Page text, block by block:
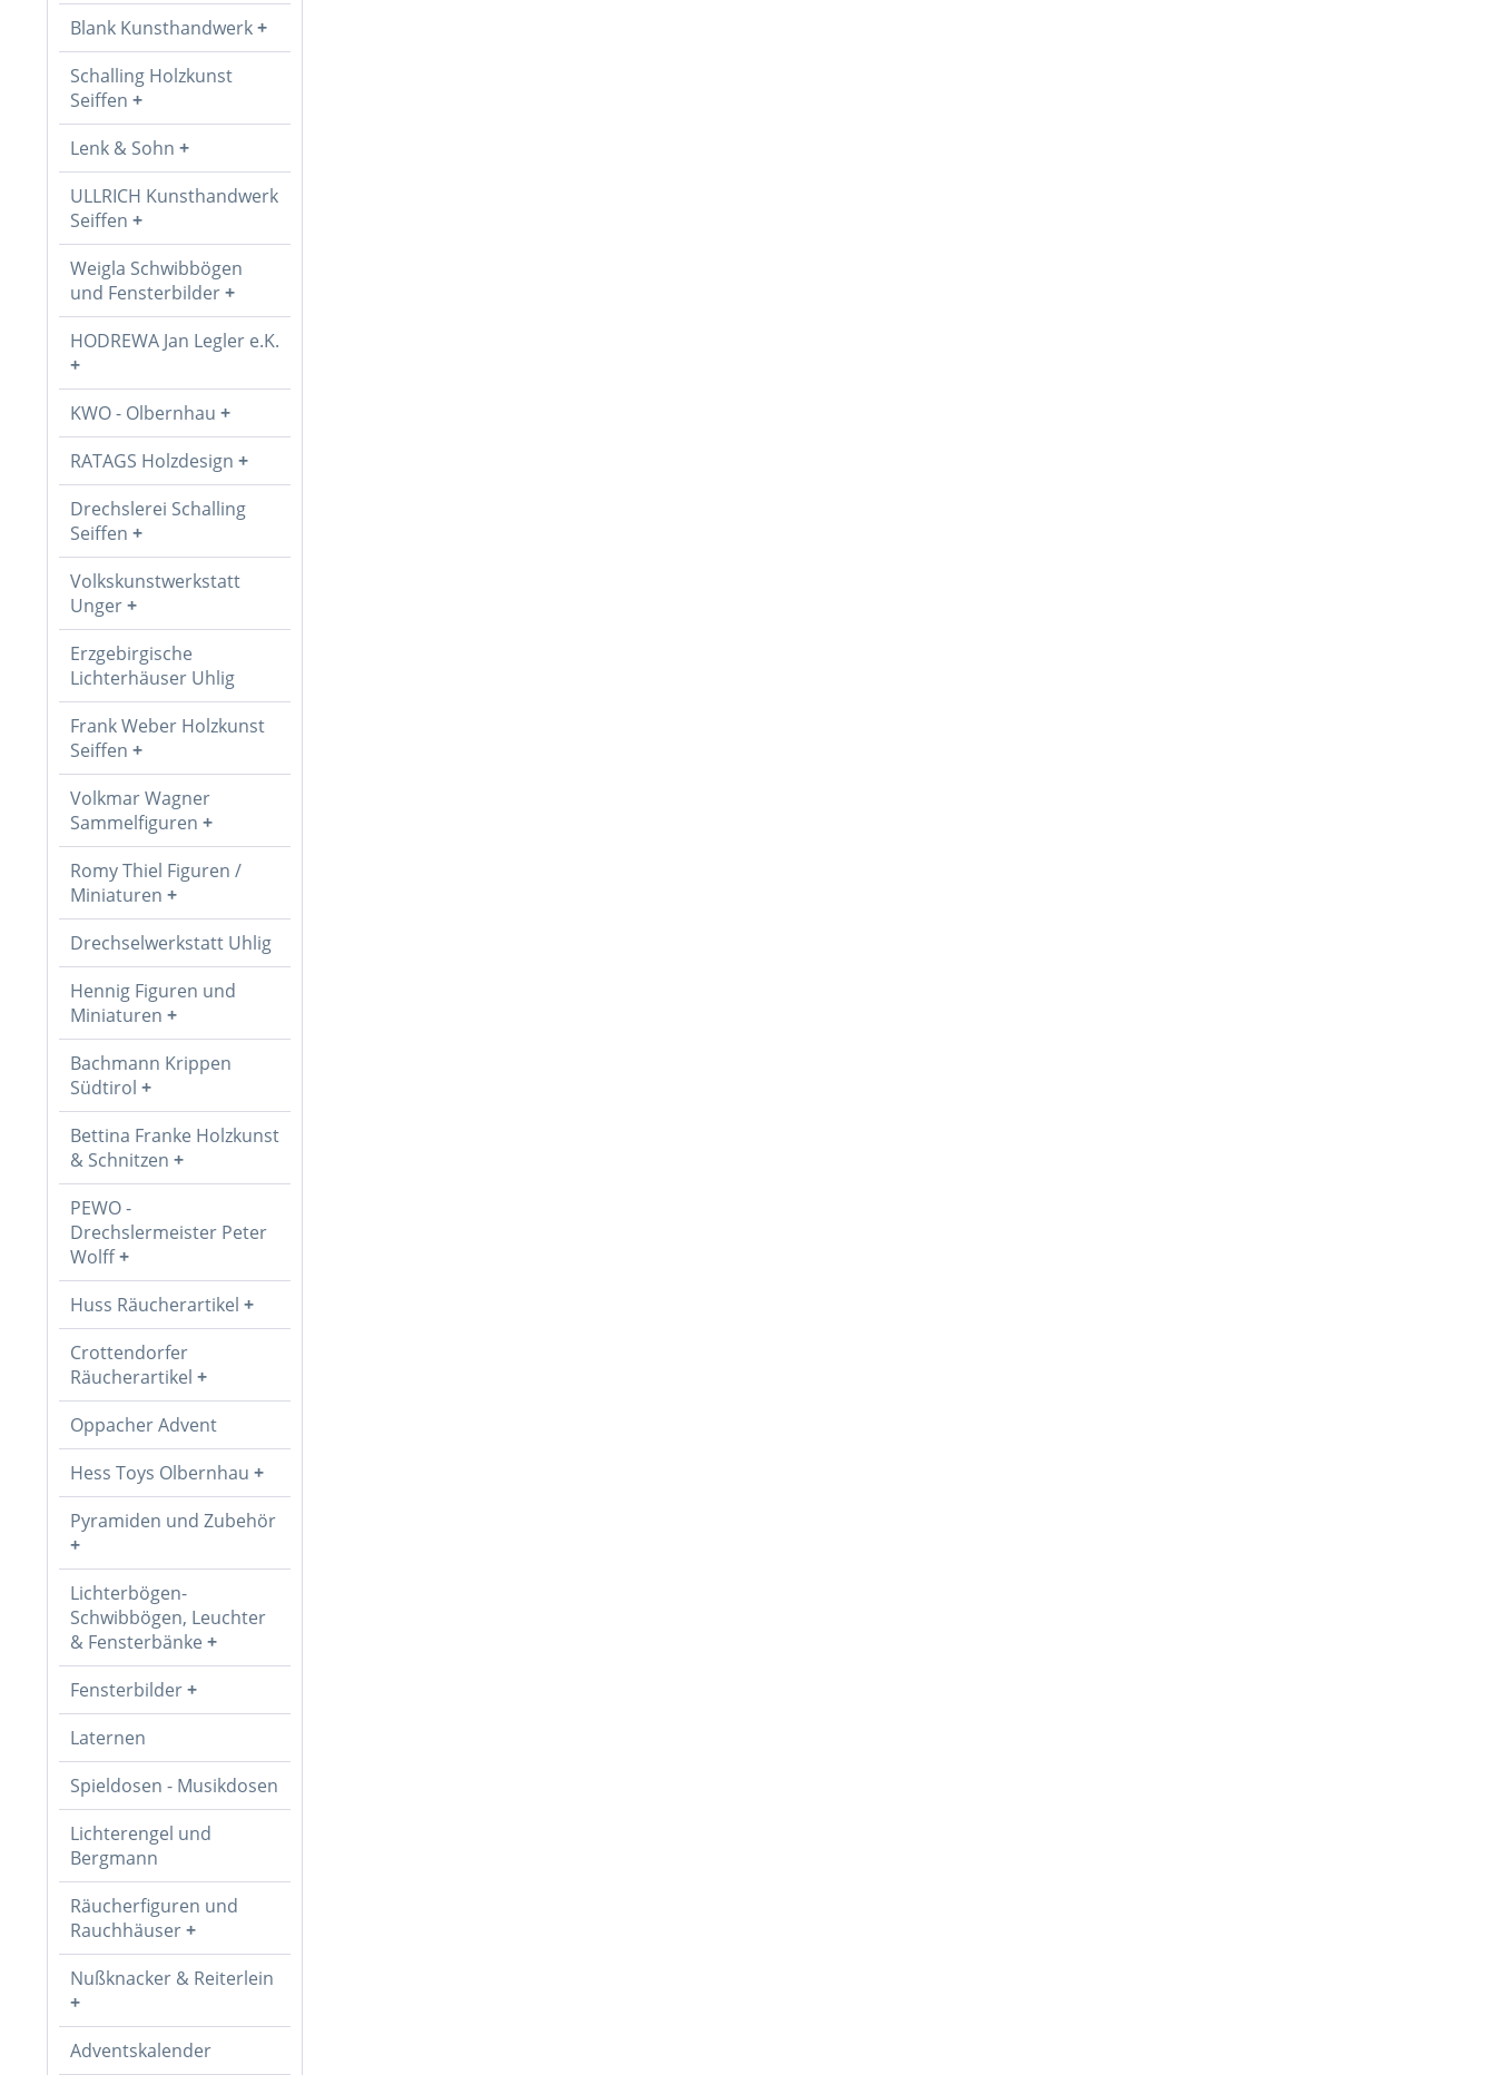
Blank Kunsthandwerk
Schalling Holzkunst
Seiffen
Lenk & Sohn
ULLRICH Kunsthandwerk
Seiffen
Weigla Schwibbögen
und Fensterbilder
HODREWA Jan Legler e.K.
KWO - Olbernhau
RATAGS Holzdesign
Drechslerei Schalling
Seiffen
Volkskunstwerkstatt
Unger
Erzgebirgische
Lichterhäuser Uhlig
Frank Weber Holzkunst
Seiffen
Volkmar Wagner
Sammelfiguren
Romy Thiel Figuren /
Miniaturen
Drechselwerkstatt Uhlig
Hennig Figuren und
Miniaturen
Bachmann Krippen
Südtirol
Bettina Franke Holzkunst
& Schnitzen
PEWO -
Drechslermeister Peter
Wolff
Huss Räucherartikel
Crottendorfer
Räucherartikel
Oppacher Advent
Hess Toys Olbernhau
Pyramiden und Zubehör
Lichterbögen-
Schwibbögen, Leuchter
& Fensterbänke
Fensterbilder
Laternen
Spieldosen - Musikdosen
Lichterengel und
Bergmann
Räucherfiguren und
Rauchhäuser
Nußknacker & Reiterlein
Adventskalender